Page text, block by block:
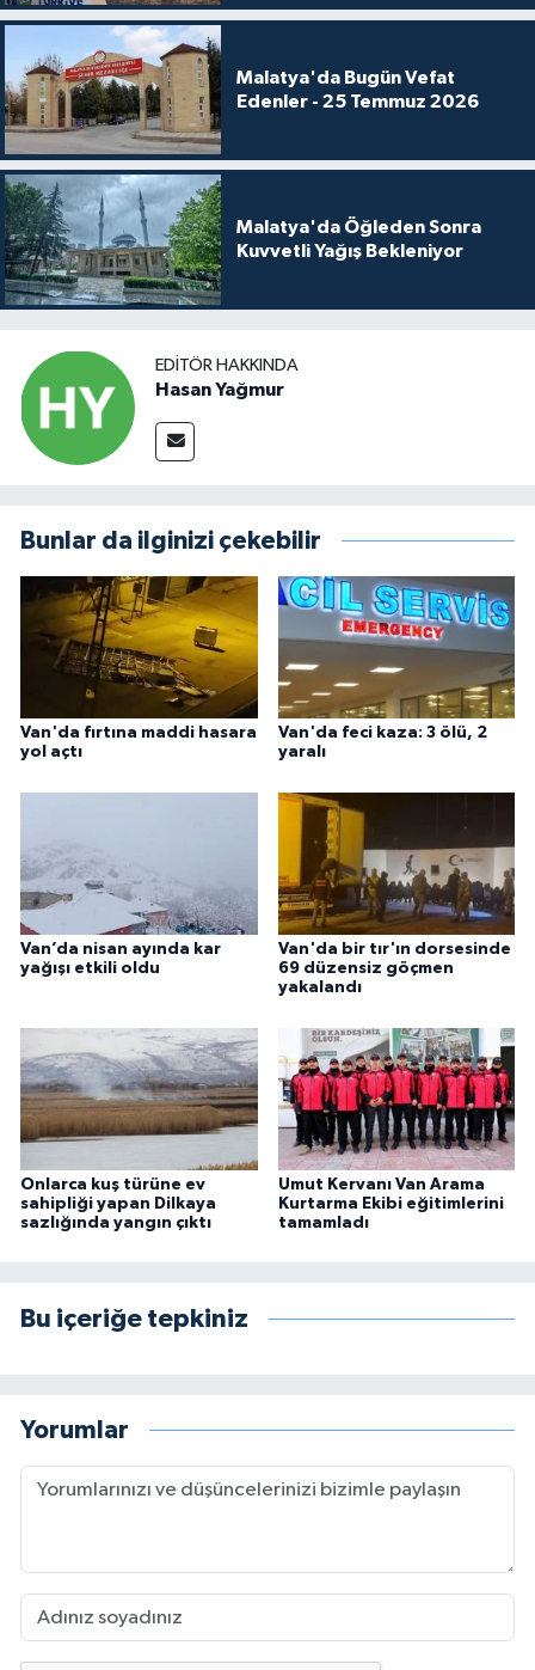
Malatya'da Bugün Vefat
Edenler - 25 Temmuz 2026
Malatya'da Öğleden Sonra
Kuvvetli Yağış Bekleniyor
EDITÖR HAKKINDA
Hasan Yağmur
Bunlar da ilginizi çekebilir
Van'da fırtına maddi hasara
yol açtı
Van'da feci kaza: 3 ölü, 2
yaralı
Van’da nisan ayında kar
yağışı etkili oldu
Van'da bir tır'ın dorsesinde
69 düzensiz göçmen
yakalandı
Onlarca kuş türüne ev
sahipliği yapan Dilkaya
sazlığında yangın çıktı
Umut Kervanı Van Arama
Kurtarma Ekibi eğitimlerini
tamamladı
Bu içeriğe tepkiniz
Yorumlar